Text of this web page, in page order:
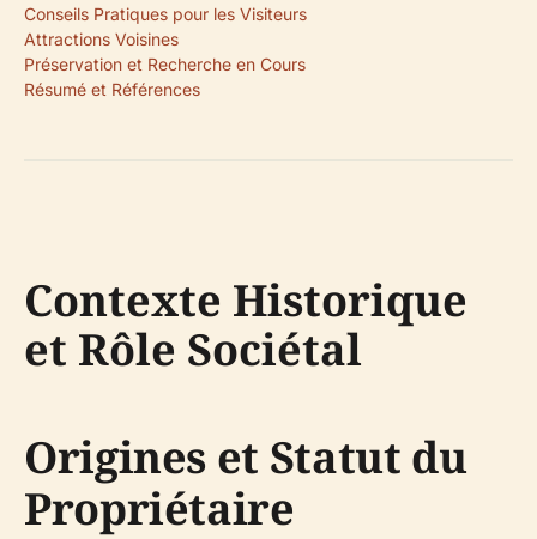
Conseils Pratiques pour les Visiteurs
Attractions Voisines
Préservation et Recherche en Cours
Résumé et Références
Contexte Historique
et Rôle Sociétal
Origines et Statut du
Propriétaire